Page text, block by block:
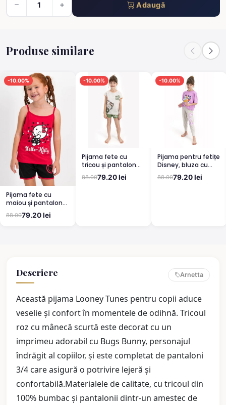
Adaugă
Produse similare
-10.00%
Pijama fete cu
maiou și pantalon
scurt, imprimeu
Hello Kitty, Rosu
88.0079.20 lei
-10.00%
Pijama fete cu
tricou și pantalon
scurt, imprimeu
Hello Kitty, Verde
88.0079.20 lei
-10.00%
Pijama pentru fetițe
Disney, bluza cu
maneca scurtă și
pantaloni lungi,
88.0079.20 lei
Descriere Arnetta
Această pijama Looney Tunes pentru copii aduce
veselie și confort în momentele de odihnă. Tricoul
roz cu mânecă scurtă este decorat cu un
imprimeu adorabil cu Bugs Bunny, personajul
îndrăgit al copiilor, și este completat de pantaloni
3/4 care asigură o potrivire lejeră și
confortabilă.Materialele de calitate, cu tricoul din
100% bumbac și pantalonii dintr-un amestec de